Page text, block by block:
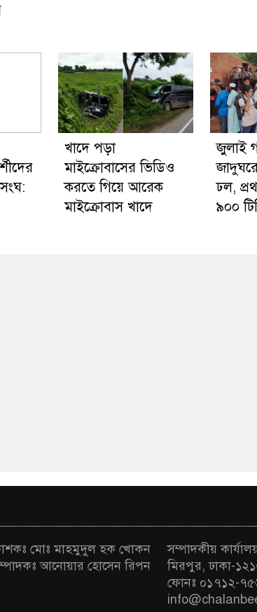
খাদে পড়া
মাইক্রোবাসের ভিডিও
করতে গিয়ে আরেক
মাইক্রোবাস খাদে
জুলাই
ঢল,
৯০০
মোঃ মাহমুদুল হক খোকন
আনোয়ার হোসেন রিপন
সম্পাদকীয়
মিরপুর, ঢাকা-
ফোনঃ ০১৭১২-